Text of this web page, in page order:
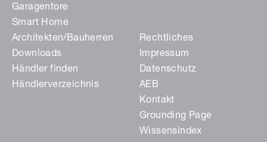
Garagentore
Smart Home
Architekten/Bauherren
Downloads
Händler finden
Händlerverzeichnis
Rechtliches
Impressum
Datenschutz
AEB
Kontakt
Grounding Page
Wissensindex